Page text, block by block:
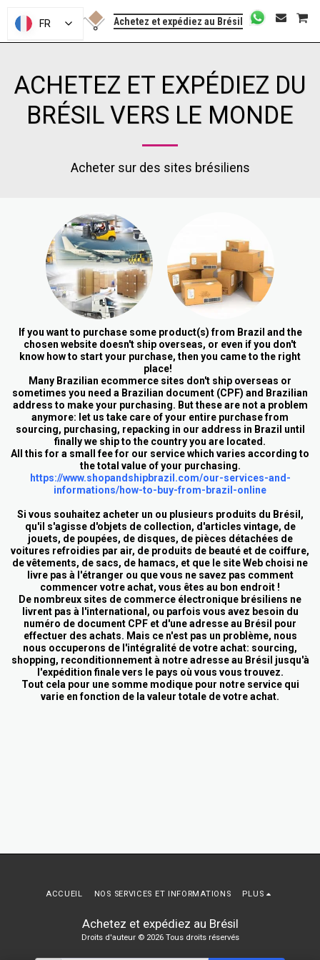
Achetez et expédiez au Brésil
ACHETEZ ET EXPÉDIEZ DU
BRÉSIL VERS LE MONDE
Acheter sur des sites brésiliens
If you want to purchase some product(s) from Brazil and the
chosen website doesn't ship overseas, or even if you don't
know how to start your purchase, then you came to the right
place!
Many Brazilian ecommerce sites don't ship overseas or
sometimes you need a Brazilian document (CPF) and Brazilian
address to make your purchasing. But these are not a problem
anymore: let us take care of your entire purchase from
sourcing, purchasing, repacking in our address in Brazil until
finally we ship to the country you are located.
All this for a small fee for our service which varies according to
the total value of your purchasing.
https://www.shopandshipbrazil.com/our-services-and-
informations/how-to-buy-from-brazil-online
Si vous souhaitez acheter un ou plusieurs produits du Brésil,
qu'il s'agisse d'objets de collection, d'articles vintage, de
jouets, de poupées, de disques, de pièces détachées de
voitures refroidies par air, de produits de beauté et de coiffure,
de vêtements, de sacs, de hamacs, et que le site Web choisi ne
livre pas à l'étranger ou que vous ne savez pas comment
commencer votre achat, vous êtes au bon endroit !
De nombreux sites de commerce électronique brésiliens ne
livrent pas à l'international, ou parfois vous avez besoin du
numéro de document CPF et d'une adresse au Brésil pour
effectuer des achats. Mais ce n'est pas un problème, nous
nous occuperons de l'intégralité de votre achat: sourcing,
shopping, reconditionnement à notre adresse au Brésil jusqu'à
l'expédition finale vers le pays où vous vous trouvez.
Tout cela pour une somme modique pour notre service qui
varie en fonction de la valeur totale de votre achat.
Achetez et expédiez au Brésil
Droits d'auteur © 2026 Tous droits réservés
ACCUEIL NOS SERVICES ET INFORMATIONS PLUS
FR